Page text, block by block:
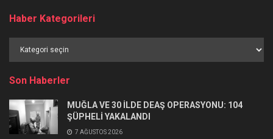
Haber Kategorileri
Kategorileri
Son Haberler
MUĞLA VE 30 İLDE DEAŞ OPERASYONU: 104
ŞÜPHELİ YAKALANDI
7 AĞUSTOS 2026